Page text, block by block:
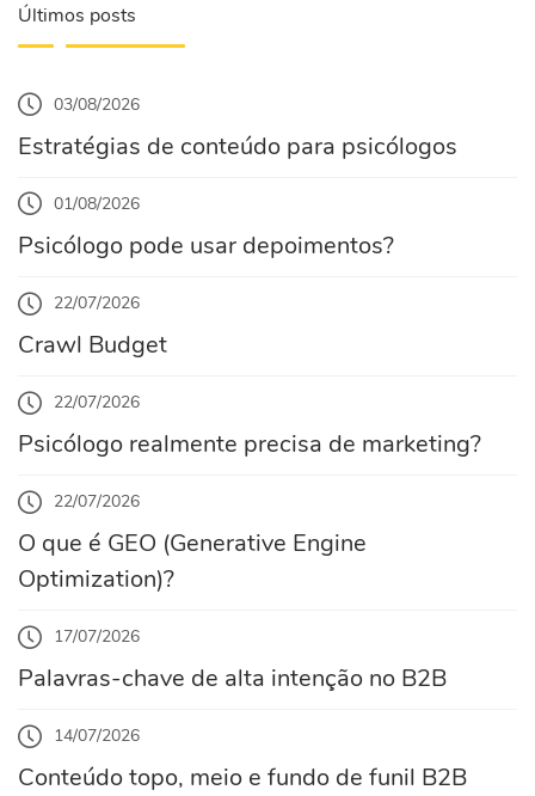
Últimos posts
03/08/2026
Estratégias de conteúdo para psicólogos
01/08/2026
Psicólogo pode usar depoimentos?
22/07/2026
Crawl Budget
22/07/2026
Psicólogo realmente precisa de marketing?
22/07/2026
O que é GEO (Generative Engine
Optimization)?
17/07/2026
Palavras-chave de alta intenção no B2B
14/07/2026
Conteúdo topo, meio e fundo de funil B2B